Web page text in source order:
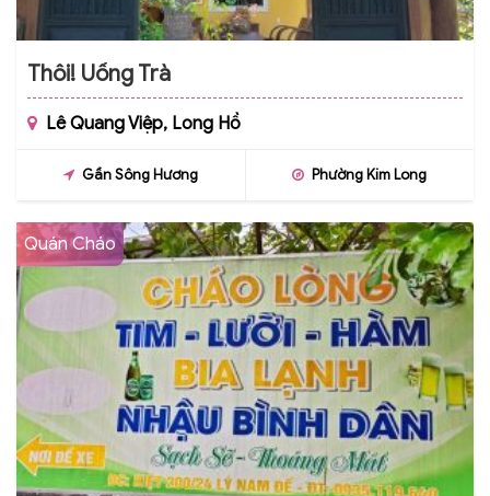
Thôi! Uống Trà
Lê Quang Việp, Long Hồ
Gần Sông Hương Phường Kim Long
Quán Cháo